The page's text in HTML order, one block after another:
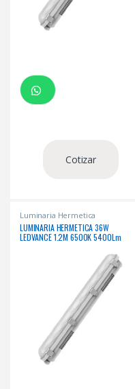
Cotizar
Luminaria Hermetica
LUMINARIA HERMETICA 36W
LEDVANCE 1.2M 6500K 5400Lm